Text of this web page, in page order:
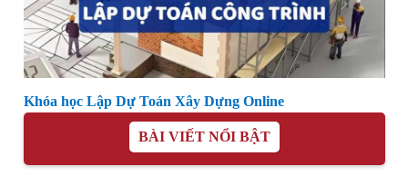
Khóa học Lập Dự Toán Xây Dựng Online
BÀI VIẾT NỔI BẬT